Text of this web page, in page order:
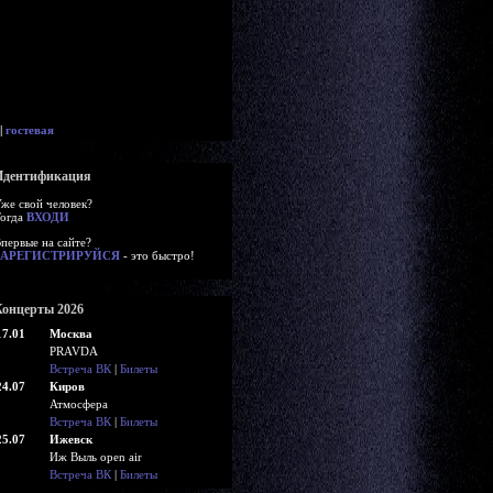
гостевая
свой человек?
ВХОДИ
на сайте?
- это быстро!
2026
Москва
PRAVDA
Встреча ВК | Билеты
Киров
Атмосфера
Встреча ВК | Билеты
Ижевск
Иж Выль open air
Встреча ВК | Билеты